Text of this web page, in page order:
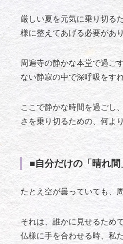
厳しい夏を元気に乗り切る
様に整えてあげる必要があり
周遍寺の静かな本堂で過ご
ない静寂の中で深呼吸をす
ここで静かな時間を過ごし
さを乗り切るための、何よ
■自分だけの「晴れ
たとえ空が曇っていても、
それは、誰かに見せるため
仏様に手を合わせる時、私